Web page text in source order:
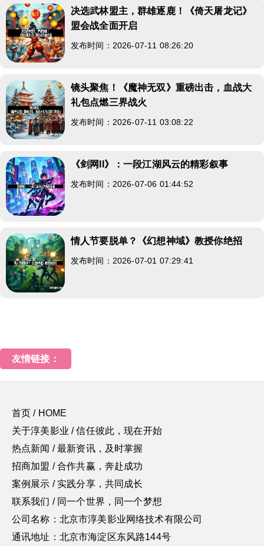
决选武林盟主，群雄逐鹿！《倚天屠龙记》
盟会战全面开启
发布时间：2026-07-11 08:26:20
镜头聚焦！《魔神无双》重磅出击，血战大
礼包点燃三界战火
发布时间：2026-07-11 03:08:22
《剑网II》：一段江湖风云的精彩叙事
发布时间：2026-07-06 01:44:52
情人节要脱单？《幻想神域》教授你绝招
发布时间：2026-07-01 07:29:41
友情链接：
首页 / HOME
关于淳美影业 / 信任彼此，现在开始
热点新闻 / 最新资讯，及时掌握
招商加盟 / 合作共赢，奔赴成功
案例展示 / 实践分享，共同成长
联系我们 / 同一个世界，同一个梦想
公司名称：北京市淳美影业网络技术有限公司
通讯地址：北京市海淀区东风路144号